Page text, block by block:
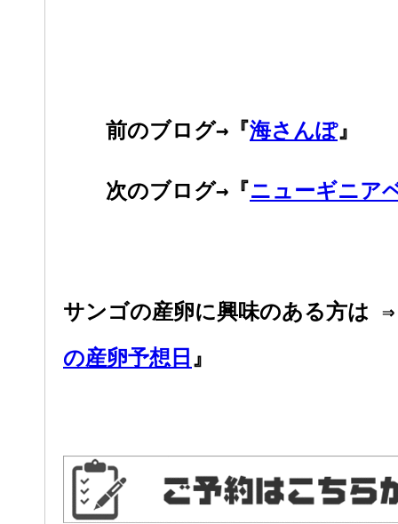
前のブログ→『海さんぽ』
次のブログ→『ニューギニア
サンゴの産卵に興味のある方は
の産卵予想日 』